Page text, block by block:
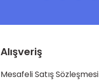
Alışveriş
Mesafeli Satış Sözleşmesi